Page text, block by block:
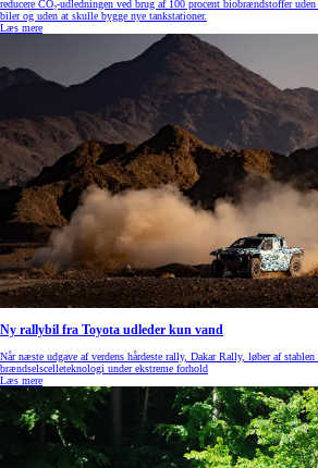
reducere CO₂-udledningen ved brug af 100 procent biobrændstoffer
biler og uden at skulle bygge nye tankstationer.
Læs mere
Ny rallybil fra Toyota udleder kun vand
Når næste udgave af verdens hårdeste rally, Dakar Rally, løber af
brændselscelleteknologi under ekstreme forhold
Læs mere